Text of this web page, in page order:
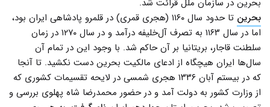
بحرین در سازمان ملل قرائت شد.
بحرین
تا حدود سال ۱۱۶۰ (هجری قمری) در قلمرو پادشاهی ایران بود،
اما در سال ۱۱۶۳ به تصرف آل‌خلیفه درآمد و در سال ۱۲۷۰ در زمان
سلطنت قاجار، بریتانیا بر آن حاکم شد. با وجود این در تمام آن
سال‌ها ایران هیچگاه از ادعای مالکیت بحرین دست نکشید. تا آنجا
که در بیستم آبان ۱۳۳۶ هجری شمسی در لایحه تقسیمات کشوری که
از وزارت کشور به دولت آمد و در حضور محمدرضا شاه پهلوی بررسی و